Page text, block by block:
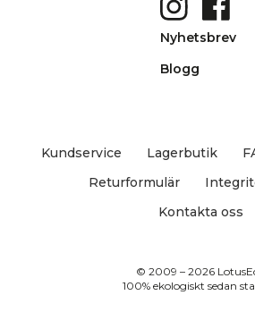
Nyhetsbrev
Blogg
Kundservice Lagerbutik
Returformulär
Kontakta oss
© 2009 – 2026
100% ekologiskt sedan